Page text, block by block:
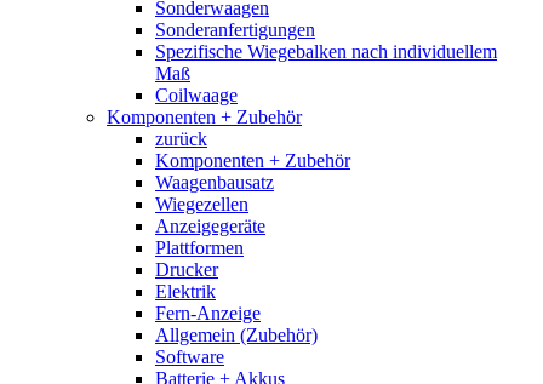
Sonderwaagen
Sonderanfertigungen
Spezifische Wiegebalken nach individuellem
Maß
Coilwaage
Komponenten + Zubehör
zurück
Komponenten + Zubehör
Waagenbausatz
Wiegezellen
Anzeigegeräte
Plattformen
Drucker
Elektrik
Fern-Anzeige
Allgemein (Zubehör)
Software
Batterie + Akkus